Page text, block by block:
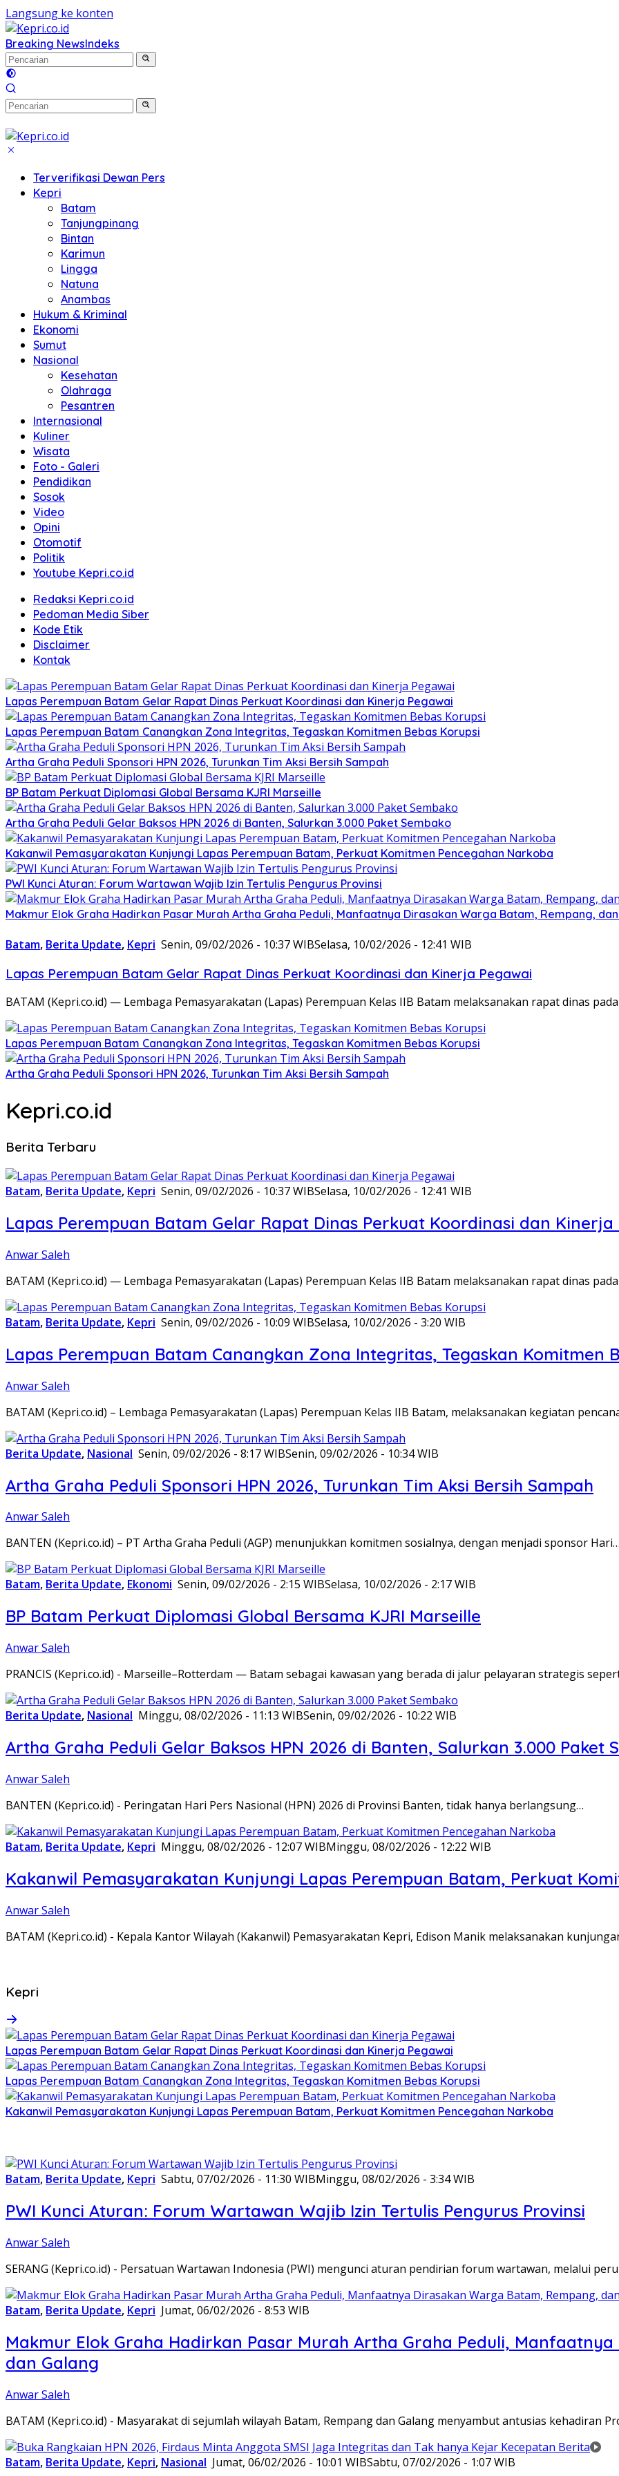
Langsung ke konten
Breaking NewsIndeks
Terverifikasi Dewan Pers
Kepri
Batam
Tanjungpinang
Bintan
Karimun
Lingga
Natuna
Anambas
Hukum & Kriminal
Ekonomi
Sumut
Nasional
Kesehatan
Olahraga
Pesantren
Internasional
Kuliner
Wisata
Foto - Galeri
Pendidikan
Sosok
Video
Opini
Otomotif
Politik
Youtube Kepri.co.id
Redaksi Kepri.co.id
Pedoman Media Siber
Kode Etik
Disclaimer
Kontak
Lapas Perempuan Batam Gelar Rapat Dinas Perkuat Koordinasi dan Kinerja Pegawai
Lapas Perempuan Batam Canangkan Zona Integritas, Tegaskan Komitmen Bebas Korupsi
Artha Graha Peduli Sponsori HPN 2026, Turunkan Tim Aksi Bersih Sampah
BP Batam Perkuat Diplomasi Global Bersama KJRI Marseille
Artha Graha Peduli Gelar Baksos HPN 2026 di Banten, Salurkan 3.000 Paket Sembako
Kakanwil Pemasyarakatan Kunjungi Lapas Perempuan Batam, Perkuat Komitmen Pencegahan Narkoba
PWI Kunci Aturan: Forum Wartawan Wajib Izin Tertulis Pengurus Provinsi
Makmur Elok Graha Hadirkan Pasar Murah Artha Graha Peduli, Manfaatnya Dirasakan Warga Batam, Rempang,
Batam, Berita Update, Kepri Senin, 09/02/2026 - 10:37 WIBSelasa, 10/02/2026 - 12:41 WIB
Lapas Perempuan Batam Gelar Rapat Dinas Perkuat Koordinasi dan Kinerja Pegawai
BATAM (Kepri.co.id) — Lembaga Pemasyarakatan (Lapas) Perempuan Kelas IIB Batam melaksanakan rapat dinas
Lapas Perempuan Batam Canangkan Zona Integritas, Tegaskan Komitmen Bebas Korupsi
Artha Graha Peduli Sponsori HPN 2026, Turunkan Tim Aksi Bersih Sampah
Kepri.co.id
Berita Terbaru
Batam, Berita Update, Kepri Senin, 09/02/2026 - 10:37 WIBSelasa, 10/02/2026 - 12:41 WIB
Lapas Perempuan Batam Gelar Rapat Dinas Perkuat Koordinasi dan Kinerja
Anwar Saleh
BATAM (Kepri.co.id) — Lembaga Pemasyarakatan (Lapas) Perempuan Kelas IIB Batam melaksanakan rapat dinas
Batam, Berita Update, Kepri Senin, 09/02/2026 - 10:09 WIBSelasa, 10/02/2026 - 3:20 WIB
Lapas Perempuan Batam Canangkan Zona Integritas, Tegaskan Komitmen
Anwar Saleh
BATAM (Kepri.co.id) – Lembaga Pemasyarakatan (Lapas) Perempuan Kelas IIB Batam, melaksanakan kegiatan
Berita Update, Nasional Senin, 09/02/2026 - 8:17 WIBSenin, 09/02/2026 - 10:34 WIB
Artha Graha Peduli Sponsori HPN 2026, Turunkan Tim Aksi Bersih Sampah
Anwar Saleh
BANTEN (Kepri.co.id) – PT Artha Graha Peduli (AGP) menunjukkan komitmen sosialnya, dengan menjadi sponsor Hari…
Batam, Berita Update, Ekonomi Senin, 09/02/2026 - 2:15 WIBSelasa, 10/02/2026 - 2:17 WIB
BP Batam Perkuat Diplomasi Global Bersama KJRI Marseille
Anwar Saleh
PRANCIS (Kepri.co.id) - Marseille–Rotterdam — Batam sebagai kawasan yang berada di jalur pelayaran strategis
Berita Update, Nasional Minggu, 08/02/2026 - 11:13 WIBSenin, 09/02/2026 - 10:22 WIB
Artha Graha Peduli Gelar Baksos HPN 2026 di Banten, Salurkan 3.000 Paket
Anwar Saleh
BANTEN (Kepri.co.id) - Peringatan Hari Pers Nasional (HPN) 2026 di Provinsi Banten, tidak hanya berlangsung…
Batam, Berita Update, Kepri Minggu, 08/02/2026 - 12:07 WIBMinggu, 08/02/2026 - 12:22 WIB
Kakanwil Pemasyarakatan Kunjungi Lapas Perempuan Batam, Perkuat
Anwar Saleh
BATAM (Kepri.co.id) - Kepala Kantor Wilayah (Kakanwil) Pemasyarakatan Kepri, Edison Manik melaksanakan
Kepri
Lapas Perempuan Batam Gelar Rapat Dinas Perkuat Koordinasi dan Kinerja Pegawai
Lapas Perempuan Batam Canangkan Zona Integritas, Tegaskan Komitmen Bebas Korupsi
Kakanwil Pemasyarakatan Kunjungi Lapas Perempuan Batam, Perkuat Komitmen Pencegahan Narkoba
Batam, Berita Update, Kepri Sabtu, 07/02/2026 - 11:30 WIBMinggu, 08/02/2026 - 3:34 WIB
PWI Kunci Aturan: Forum Wartawan Wajib Izin Tertulis Pengurus Provinsi
Anwar Saleh
SERANG (Kepri.co.id) - Persatuan Wartawan Indonesia (PWI) mengunci aturan pendirian forum wartawan, melalui
Batam, Berita Update, Kepri Jumat, 06/02/2026 - 8:53 WIB
Makmur Elok Graha Hadirkan Pasar Murah Artha Graha Peduli,
dan Galang
Anwar Saleh
BATAM (Kepri.co.id) - Masyarakat di sejumlah wilayah Batam, Rempang dan Galang menyambut antusias kehadiran
Batam, Berita Update, Kepri, Nasional Jumat, 06/02/2026 - 10:01 WIBSabtu, 07/02/2026 - 1:07 WIB